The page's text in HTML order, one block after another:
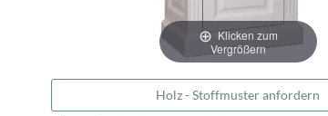
Klicken zum
Vergrößern
Holz - Stoffmuster anfordern